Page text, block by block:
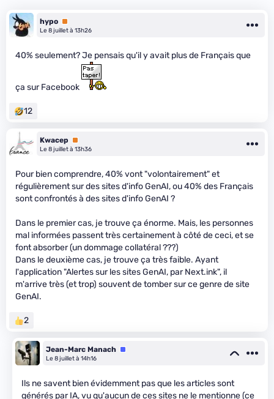
hypo Premium
Le 8 juillet à 13h26
40% seulement? Je pensais qu'il y avait plus de Français que
ça sur Facebook
12
Kwacep
Premium
Le 8 juillet à 13h36
Pour bien comprendre, 40% vont "volontairement" et
régulièrement sur des sites d'info GenAI, ou 40% des Français
sont confrontés à des sites d'info GenAI ?
Dans le premier cas, je trouve ça énorme. Mais, les personnes
mal informées passent très certainement à côté de ceci, et se
font absorber (un dommage collatéral ???)
Dans le deuxième cas, je trouve ça très faible. Ayant
l'application "Alertes sur les sites GenAI, par Next.ink", il
m'arrive très (et trop) souvent de tomber sur ce genre de site
GenAI.
2
Jean-Marc Manach Équipe
Le 8 juillet à 14h16
Ils ne savent bien évidemment pas que les articles sont
générés par IA, vu qu'aucun de ces sites ne le mentionne (ce